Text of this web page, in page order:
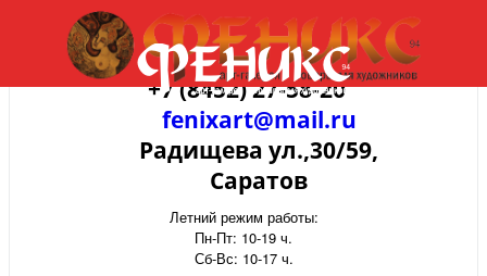
+7 (8452) 27-58-20
fenixart@mail.ru
Радищева ул.,30/59,
Саратов
Летний режим работы:
Пн-Пт: 10-19 ч.
Сб-Вс: 10-17 ч.